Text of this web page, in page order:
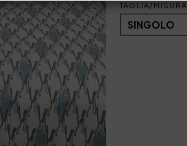
TAGLIA/MISURA
SINGOLO